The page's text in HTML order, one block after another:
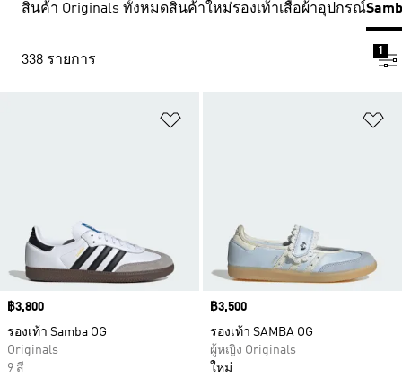
สินค้า Originals ทั้งหมดสินค้าใหม่รองเท้าเสื้อผ้าอุปกรณ์
338 รายการ
1
Price
฿3,800
รองเท้า Samba OG
Originals
9 สี
Price
฿3,500
รองเท้า SAMBA OG
ผู้หญิง Originals
ใหม่